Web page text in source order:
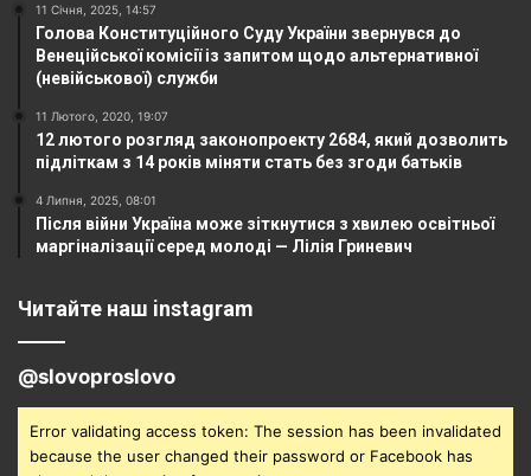
11 Січня, 2025, 14:57
Голова Конституційного Суду України звернувся до
Венеційської комісії із запитом щодо альтернативної
(невійськової) служби
11 Лютого, 2020, 19:07
12 лютого розгляд законопроекту 2684, який дозволить
підліткам з 14 років міняти стать без згоди батьків
4 Липня, 2025, 08:01
Після війни Україна може зіткнутися з хвилею освітньої
маргіналізації серед молоді — Лілія Гриневич
Читайте наш instagram
@slovoproslovo
Error validating access token: The session has been invalidated
because the user changed their password or Facebook has